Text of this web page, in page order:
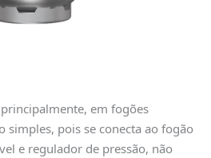
em fogões
simples, pois se conecta ao fogão
e regulador de pressão, não